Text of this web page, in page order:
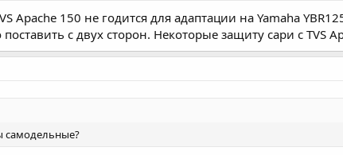
Apache 150 не годится для адаптации на Yamaha
с двух сторон. Некоторые защиту сари с TVS
самодельные?